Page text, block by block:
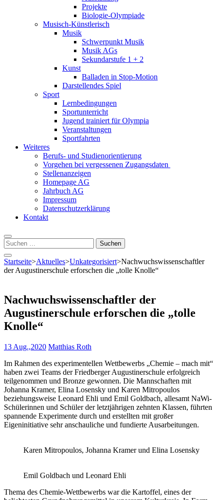
Projekte
Biologie-Olympiade
Musisch-Künstlerisch
Musik
Schwerpunkt Musik
Musik AGs
Sekundarstufe 1 + 2
Kunst
Balladen in Stop-Motion
Darstellendes Spiel
Sport
Lernbedingungen
Sportunterricht
Jugend trainiert für Olympia
Veranstaltungen
Sportfahrten
Weiteres
Berufs- und Studienorientierung
Vorgehen bei vergessenen Zugangsdaten
Stellenanzeigen
Homepage AG
Jahrbuch AG
Impressum
Datenschutzerklärung
Kontakt
Suchen
nach:
Startseite>Aktuelles>Unkategorisiert>Nachwuchswissenschaftler
der Augustinerschule erforschen die „tolle Knolle“
Nachwuchswissenschaftler der
Augustinerschule erforschen die „tolle
Knolle“
13 Aug.,2020 Matthias Roth
Im Rahmen des experimentellen Wettbewerbs „Chemie – mach mit“
haben zwei Teams der Friedberger Augustinerschule erfolgreich
teilgenommen und Bronze gewonnen. Die Mannschaften mit
Johanna Kramer, Elina Losensky und Karen Mitropoulos
beziehungsweise Leonard Ehli und Emil Goldbach, allesamt NaWi-
Schülerinnen und Schüler der letztjährigen zehnten Klassen, führten
spannende Experimente durch und erstellten mit großer
Eigeninitiative sehr anschauliche und fundierte Ausarbeitungen.
Karen Mitropoulos, Johanna Kramer und Elina Losensky
Emil Goldbach und Leonard Ehli
Thema des Chemie-Wettbewerbs war die Kartoffel, eines der